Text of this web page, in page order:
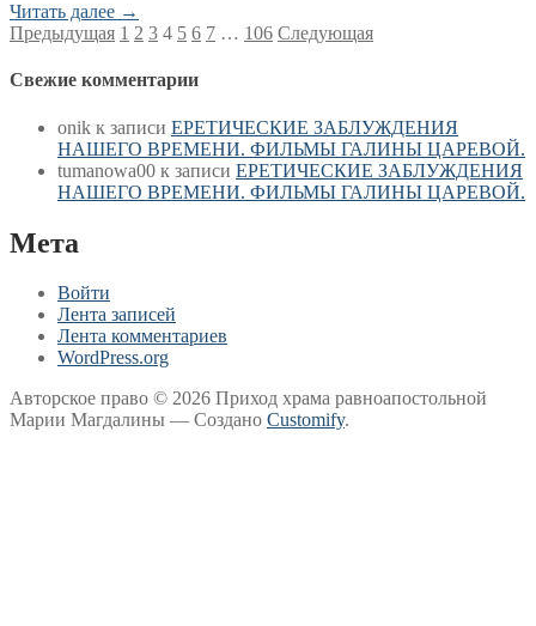
Читать далее →
Пагинация
записей
Предыдущая 1 2 3 4 5 6 7 … 106 Следующая
Свежие комментарии
onik к записи ЕРЕТИЧЕСКИЕ ЗАБЛУЖДЕНИЯ
НАШЕГО ВРЕМЕНИ. ФИЛЬМЫ ГАЛИНЫ ЦАРЕВОЙ.
tumanowa00 к записи ЕРЕТИЧЕСКИЕ ЗАБЛУЖДЕНИЯ
НАШЕГО ВРЕМЕНИ. ФИЛЬМЫ ГАЛИНЫ ЦАРЕВОЙ.
Мета
Войти
Лента записей
Лента комментариев
WordPress.org
Авторское право © 2026 Приход храма равноапостольной
Марии Магдалины — Создано Customify.